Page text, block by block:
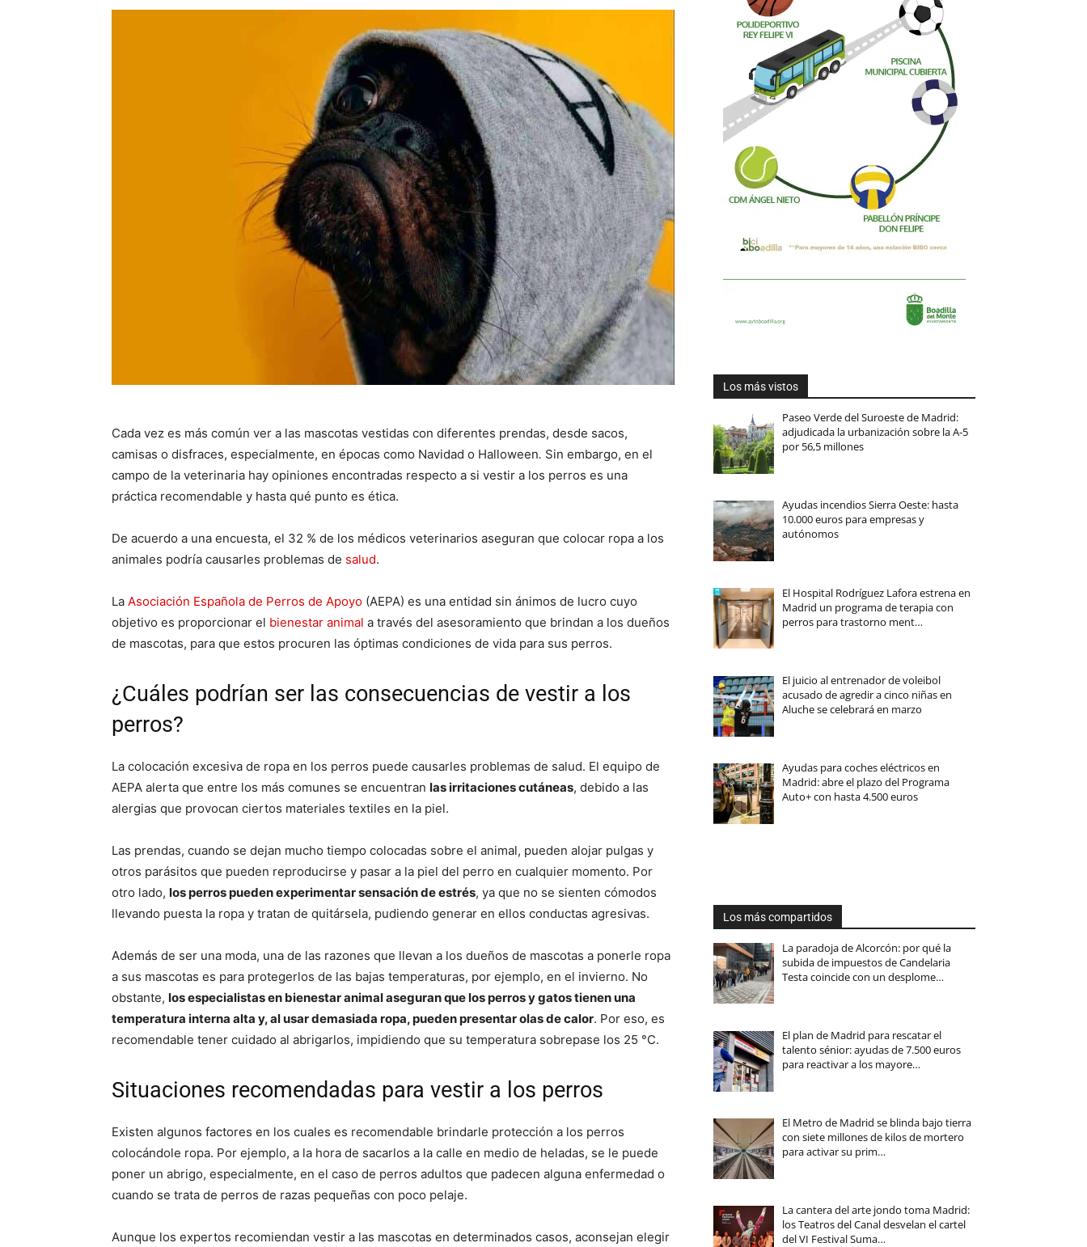
Cada vez es más común ver a las mascotas vestidas con diferentes prendas, desde sacos,
camisas o disfraces, especialmente, en épocas como Navidad o Halloween. Sin embargo, en el
campo de la veterinaria hay opiniones encontradas respecto a si vestir a los perros es una
práctica recomendable y hasta qué punto es ética.
De acuerdo a una encuesta, el 32 % de los médicos veterinarios aseguran que colocar ropa a los
animales podría causarles problemas de salud.
La Asociación Española de Perros de Apoyo (AEPA) es una entidad sin ánimos de lucro cuyo
objetivo es proporcionar el bienestar animal a través del asesoramiento que brindan a los dueños
de mascotas, para que estos procuren las óptimas condiciones de vida para sus perros.
¿Cuáles podrían ser las consecuencias de vestir a los
perros?
La colocación excesiva de ropa en los perros puede causarles problemas de salud. El equipo de
AEPA alerta que entre los más comunes se encuentran las irritaciones cutáneas, debido a las
alergias que provocan ciertos materiales textiles en la piel.
Las prendas, cuando se dejan mucho tiempo colocadas sobre el animal, pueden alojar pulgas y
otros parásitos que pueden reproducirse y pasar a la piel del perro en cualquier momento. Por
otro lado, los perros pueden experimentar sensación de estrés, ya que no se sienten cómodos
llevando puesta la ropa y tratan de quitársela, pudiendo generar en ellos conductas agresivas.
Además de ser una moda, una de las razones que llevan a los dueños de mascotas a ponerle ropa
a sus mascotas es para protegerlos de las bajas temperaturas, por ejemplo, en el invierno. No
obstante, los especialistas en bienestar animal aseguran que los perros y gatos tienen una
temperatura interna alta y, al usar demasiada ropa, pueden presentar olas de calor. Por eso, es
recomendable tener cuidado al abrigarlos, impidiendo que su temperatura sobrepase los 25 °C.
Situaciones recomendadas para vestir a los perros
Existen algunos factores en los cuales es recomendable brindarle protección a los perros
colocándole ropa. Por ejemplo, a la hora de sacarlos a la calle en medio de heladas, se le puede
poner un abrigo, especialmente, en el caso de perros adultos que padecen alguna enfermedad o
cuando se trata de perros de razas pequeñas con poco pelaje.
Aunque los expertos recomiendan vestir a las mascotas en determinados casos, aconsejan elegir
Los más vistos
Paseo Verde del Suroeste de Madrid:
adjudicada la urbanización sobre la A-5
por 56,5 millones
Ayudas incendios Sierra Oeste: hasta
10.000 euros para empresas y
autónomos
El Hospital Rodríguez Lafora estrena en
Madrid un programa de terapia con
perros para trastorno ment…
El juicio al entrenador de voleibol
acusado de agredir a cinco niñas en
Aluche se celebrará en marzo
Ayudas para coches eléctricos en
Madrid: abre el plazo del Programa
Auto+ con hasta 4.500 euros
Los más compartidos
La paradoja de Alcorcón: por qué la
subida de impuestos de Candelaria
Testa coincide con un desplome…
El plan de Madrid para rescatar el
talento sénior: ayudas de 7.500 euros
para reactivar a los mayore…
El Metro de Madrid se blinda bajo tierra
con siete millones de kilos de mortero
para activar su prim…
La cantera del arte jondo toma Madrid:
los Teatros del Canal desvelan el cartel
del VI Festival Suma…